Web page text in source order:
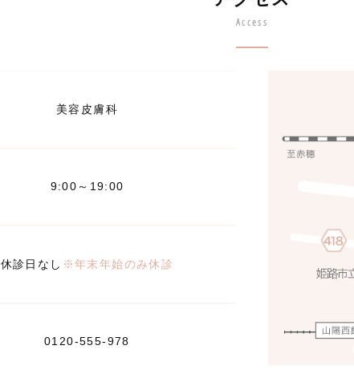
Access
美容皮膚科
9:00～19:00
休診日なし ※年末年始のみ休診
0120-555-978